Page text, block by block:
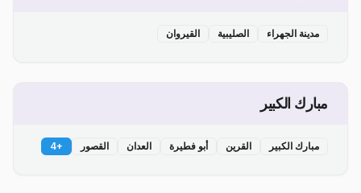
مدينة الجهراء الصليبية القيروان
مبارك الكبير
مبارك الكبير القرين أبو فطيرة العدان القصور +
4